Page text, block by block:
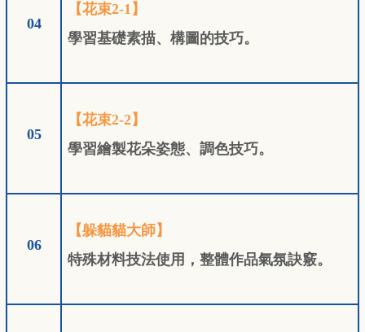
04
【花束2-1】
學習基礎素描、構圖的技巧。
05
【花束2-2】
學習繪製花朵姿態、調色技巧。
06
【躲貓貓大師】
特殊材料技法使用，整體作品氣氛訣竅。